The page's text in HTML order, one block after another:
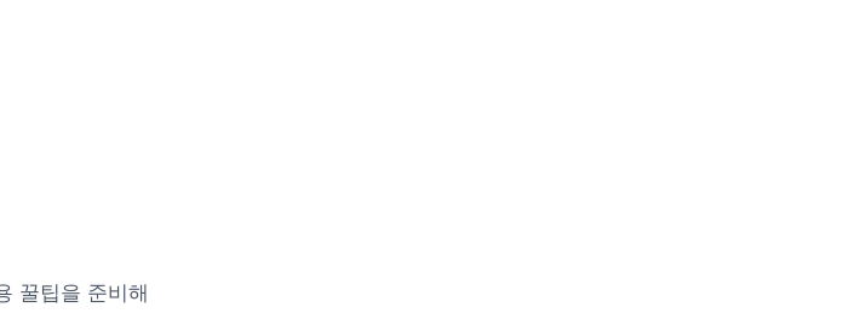
꿀팁을 준비해